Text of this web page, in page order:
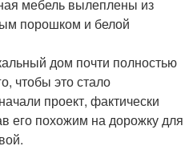
мебель вылеплены из
порошком и белой
дом почти полностью
чтобы это стало
проект, фактически
его похожим на дорожку для